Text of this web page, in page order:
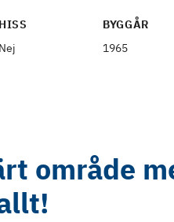
HISS
Nej
BYGGÅR
1965
område